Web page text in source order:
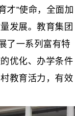
才”使命，全面加
发展。教育集团
了一系列富有特
优化、办学条件
教育活力，有效